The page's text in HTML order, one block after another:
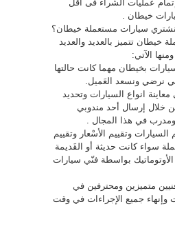
عمليات الشراء فى أقل
خيطان .
سيارات مستعملة خيطان؟
خيطان تتميز بالعديد والعديد
الآتي:
بخيطان مهما كانت حالتها
نرضي ونسعد العَميل.
انواع السيارات وتحديد
خلال إرسال أحد مندوبي
في هذا المجال .
وتقييم الأسْعار وتقييم
سواء كانت حديثة أو القَديمة
الأوتوماتيك بواسطة فنّي سيارات
متميزين ومحترفين في
وإنهاء جميع الإجراءات في وقت